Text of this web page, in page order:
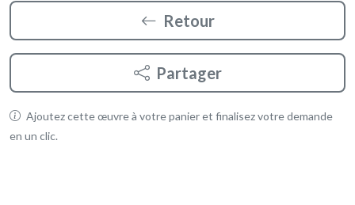
Retour
Partager
Ajoutez cette œuvre à votre panier et finalisez votre demande
en un clic.